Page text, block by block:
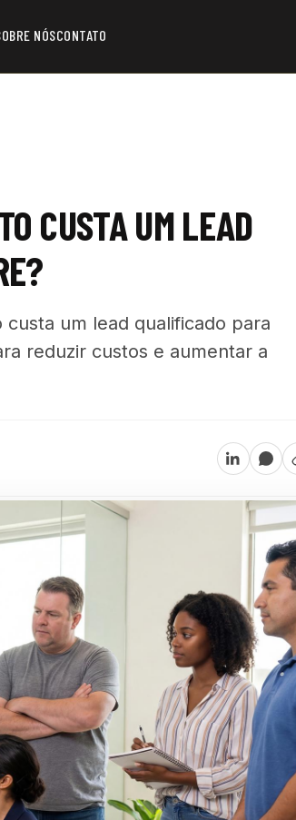
NÓSCONTATO
CUSTA UM LEAD
um lead qualificado para
reduzir custos e aumentar a